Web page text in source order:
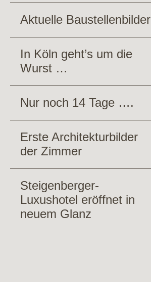
Aktuelle Baustellenbilder
In Köln geht’s um die
Wurst …
Nur noch 14 Tage ….
Erste Architekturbilder
der Zimmer
Steigenberger-
Luxushotel eröffnet in
neuem Glanz